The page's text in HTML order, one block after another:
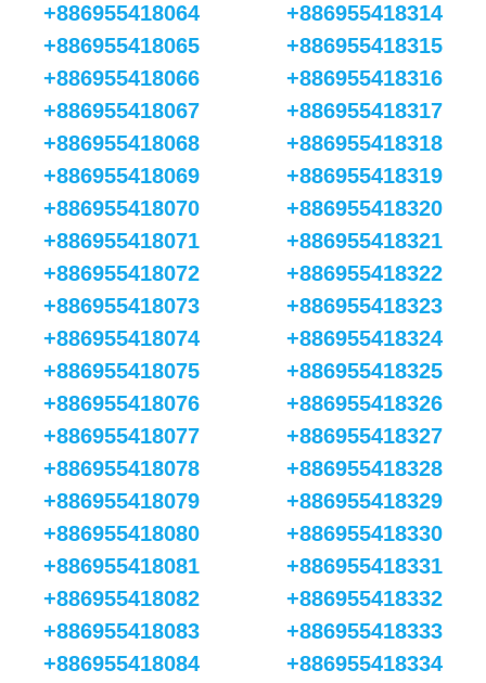
+886955418064
+886955418065
+886955418066
+886955418067
+886955418068
+886955418069
+886955418070
+886955418071
+886955418072
+886955418073
+886955418074
+886955418075
+886955418076
+886955418077
+886955418078
+886955418079
+886955418080
+886955418081
+886955418082
+886955418083
+886955418084
+886955418314
+886955418315
+886955418316
+886955418317
+886955418318
+886955418319
+886955418320
+886955418321
+886955418322
+886955418323
+886955418324
+886955418325
+886955418326
+886955418327
+886955418328
+886955418329
+886955418330
+886955418331
+886955418332
+886955418333
+886955418334